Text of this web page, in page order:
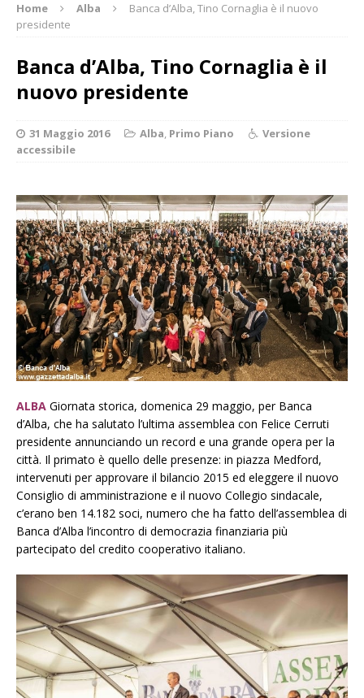
Home Alba
Banca d’Alba, Tino Cornaglia è il nuovo
presidente
Banca d’Alba, Tino Cornaglia è il
nuovo presidente
31 Maggio 2016 Alba, Primo Piano
Versione
accessibile
ALBA Giornata storica, domenica 29 maggio, per Banca
d’Alba, che ha salutato l’ultima assemblea con Felice Cerruti
presidente annunciando un record e una grande opera per la
città. Il primato è quello delle presenze: in piazza Medford,
intervenuti per approvare il bilancio 2015 ed eleggere il nuovo
Consiglio di amministrazione e il nuovo Collegio sindacale,
c’erano ben 14.182 soci, numero che ha fatto dell’assemblea di
Banca d’Alba l’incontro di democrazia finanziaria più
partecipato del credito cooperativo italiano.